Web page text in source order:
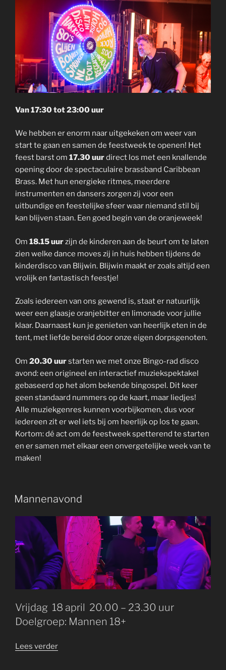
Van 17:30 tot 23:00 uur
We hebben er enorm naar uitgekeken om weer van
start te gaan en samen de feestweek te openen! Het
feest barst om 17.30 uurdirect los met een knallende
opening door de spectaculaire brassband Caribbean
Brass. Met hun energieke ritmes, meerdere
instrumenten en dansers zorgen zij voor een
uitbundige en feestelijke sfeer waar niemand stil bij
kan blijven staan. Een goed begin van de oranjeweek!
Om 18.15 uurzijn de kinderen aan de beurt om te laten
zien welke dance moves zij in huis hebben tijdens de
kinderdisco van Blijwin. Blijwin maakt er zoals altijd een
vrolijk en fantastisch feestje!
Zoals iedereen van ons gewend is, staat er natuurlijk
weer een glaasje oranjebitter en limonade voor jullie
klaar. Daarnaast kun je genieten van heerlijk eten in de
tent, met liefde bereid door onze eigen dorpsgenoten.
Om 20.30 uurstarten we met onze Bingo-rad disco
avond: een origineel en interactief muziekspektakel
gebaseerd op het alom bekende bingospel. Dit keer
geen standaard nummers op de kaart, maar liedjes!
Alle muziekgenres kunnen voorbijkomen, dus voor
iedereen zit er wel iets bij om heerlijk op los te gaan.
Kortom: dé act om de feestweek spetterend te starten
en er samen met elkaar een onvergetelijke week van te
maken!
GEPLAATST
OP
Mannenavond
Vrijdag 18 april 20.00 – 23.30 uur
Doelgroep: Mannen 18+
Lees verder“Mannenavond”